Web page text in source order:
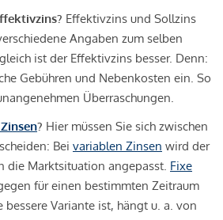
Effektivzins und Sollzins
Angaben zum selben
ist der Effektivzins besser. Denn:
Gebühren und Nebenkosten ein. So
Überraschungen.
? Hier müssen Sie sich zwischen
Bei variablen Zinsen wird der
die Marktsituation angepasst. Fixe
für einen bestimmten Zeitraum
bessere Variante ist, hängt u. a. von